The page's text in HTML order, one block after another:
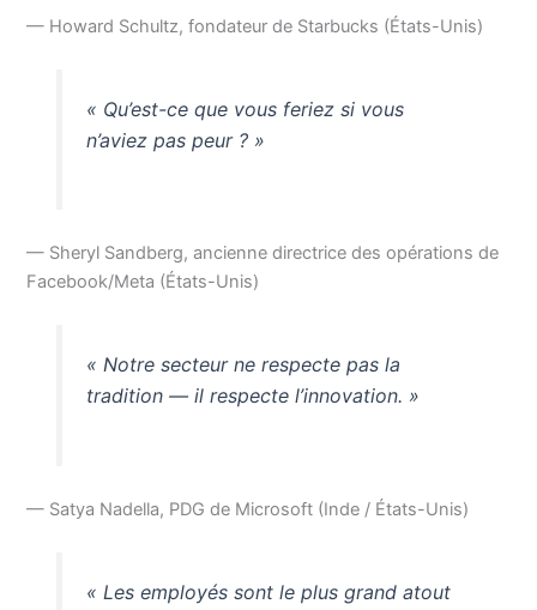
— Howard Schultz, fondateur de Starbucks (États-Unis)
« Qu’est-ce que vous feriez si vous
n’aviez pas peur ? »
— Sheryl Sandberg, ancienne directrice des opérations de
Facebook/Meta (États-Unis)
« Notre secteur ne respecte pas la
tradition — il respecte l’innovation. »
— Satya Nadella, PDG de Microsoft (Inde / États-Unis)
« Les employés sont le plus grand atout